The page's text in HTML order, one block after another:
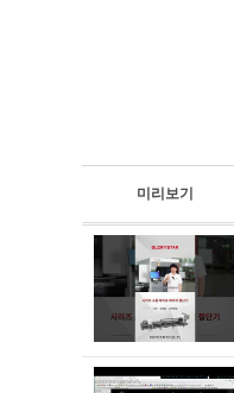
미리보기